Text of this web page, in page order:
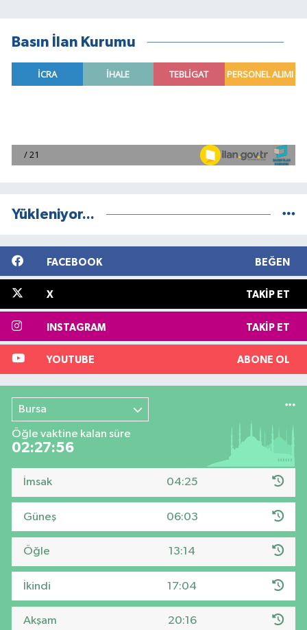
Basın İlan Kurumu
Yükleniyor...
FACEBOOK BEĞEN
X TAKIP ET
INSTAGRAM TAKIP ET
YOUTUBE ABONE OL
Bursa
Öğle vaktine kalan süre
02:27:56
İmsak 04:25
Güneş 06:03
Öğle 13:14
İkindi 17:04
Akşam 20:16